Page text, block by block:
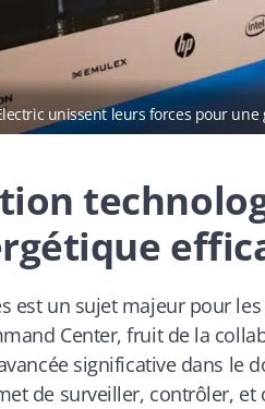
unissent leurs forces pour une
est un sujet majeur pour
Center, fruit de la
significative dans le
de surveiller, contrôler,